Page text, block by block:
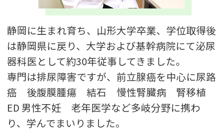
静岡に生まれ育ち、山形大学卒業、学位取得後
は静岡県に戻り、大学および基幹病院にて泌尿
器科医として約30年従事してきました。
専門は排尿障害ですが、前立腺癌を中心に尿路
癌 後腹膜腫瘍 結石 慢性腎臓病 腎移植
ED 男性不妊 老年医学など多岐分野に携わ
り、学んでまいりました。